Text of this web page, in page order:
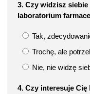
3. Czy widzisz
laboratorium
Tak,
Trochę, ale
Nie, nie widzę
4. Czy interesuje